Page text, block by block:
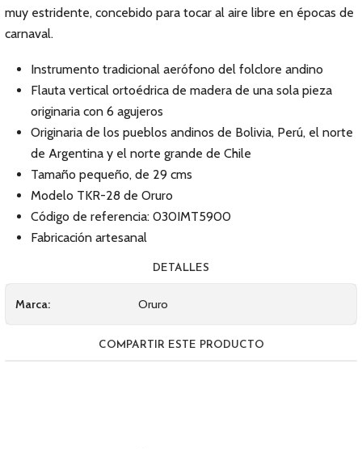
muy estridente, concebido para tocar al aire libre en épocas de
carnaval.
Instrumento tradicional aerófono del folclore andino
Flauta vertical ortoédrica de madera de una sola pieza
originaria con 6 agujeros
Originaria de los pueblos andinos de Bolivia, Perú, el norte
de Argentina y el norte grande de Chile
Tamaño pequeño, de 29 cms
Modelo TKR-28 de Oruro
Código de referencia: 030IMT5900
Fabricación artesanal
DETALLES
Marca: Oruro
COMPARTIR ESTE PRODUCTO